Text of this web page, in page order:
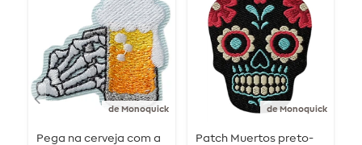
de Monoquick
Pega na cerveja com a
de Monoquick
Patch Muertos preto-